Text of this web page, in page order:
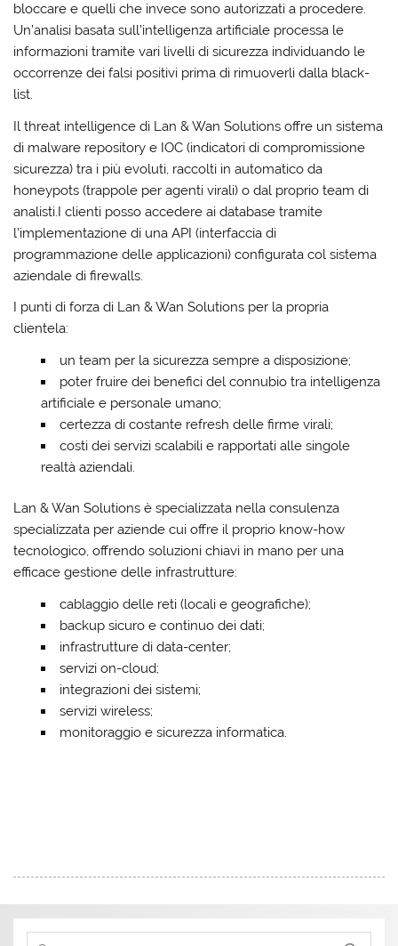
bloccare e quelli che invece sono autorizzati a procedere.
Un’analisi basata sull’intelligenza artificiale processa le
informazioni tramite vari livelli di sicurezza individuando le
occorrenze dei falsi positivi prima di rimuoverli dalla black-
list.
Il threat intelligence di Lan & Wan Solutions offre un sistema
di malware repository e IOC (indicatori di compromissione
sicurezza) tra i più evoluti, raccolti in automatico da
honeypots (trappole per agenti virali) o dal proprio team di
analisti.I clienti posso accedere ai database tramite
l’implementazione di una API (interfaccia di
programmazione delle applicazioni) configurata col sistema
aziendale di firewalls.
I punti di forza di Lan & Wan Solutions per la propria
clientela:
un team per la sicurezza sempre a disposizione;
poter fruire dei benefici del connubio tra intelligenza
artificiale e personale umano;
certezza di costante refresh delle firme virali;
costi dei servizi scalabili e rapportati alle singole
realtà aziendali.
Lan & Wan Solutions è specializzata nella consulenza
specializzata per aziende cui offre il proprio know-how
tecnologico, offrendo soluzioni chiavi in mano per una
efficace gestione delle infrastrutture:
cablaggio delle reti (locali e geografiche);
backup sicuro e continuo dei dati;
infrastrutture di data-center;
servizi on-cloud;
integrazioni dei sistemi;
servizi wireless;
monitoraggio e sicurezza informatica.